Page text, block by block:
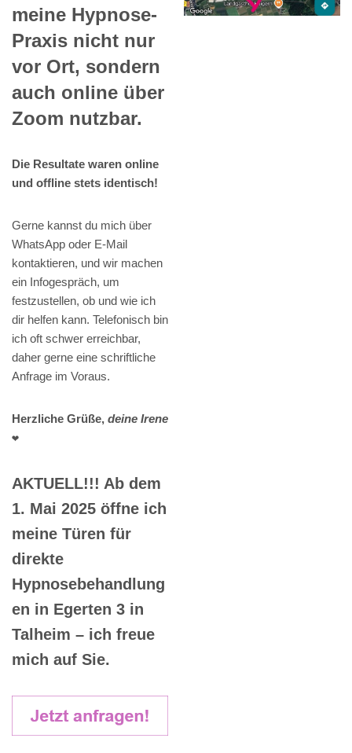
meine Hypnose-
Praxis nicht nur
vor Ort, sondern
auch online über
Zoom nutzbar.
Die Resultate waren online
und offline stets identisch!
Gerne kannst du mich über
WhatsApp oder E-Mail
kontaktieren, und wir machen
ein Infogespräch, um
festzustellen, ob und wie ich
dir helfen kann. Telefonisch bin
ich oft schwer erreichbar,
daher gerne eine schriftliche
Anfrage im Voraus.
Herzliche Grüße, deine Irene
❤️
AKTUELL!!! Ab dem
1. Mai 2025 öffne ich
meine Türen für
direkte
Hypnosebehandlung
en in Egerten 3 in
Talheim – ich freue
mich auf Sie.